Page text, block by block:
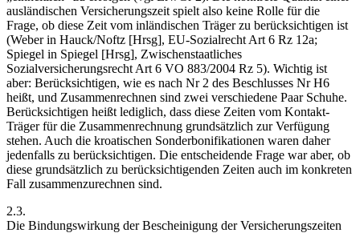
ausländischen Versicherungszeit spielt also keine Rolle für die
Frage, ob diese Zeit vom inländischen Träger zu berücksichtigen ist
(Weberin Hauck/Noftz [Hrsg], EU-Sozialrecht Art 6 Rz 12a;
Spiegel in Spiegel [Hrsg], Zwischenstaatliches
Sozialversicherungsrecht Art 6 VO 883/2004 Rz 5). Wichtig ist
aber: Berücksichtigen, wie es nach Nr 2 des Beschlusses Nr H6
heißt, und Zusammenrechnen sind zwei verschiedene Paar Schuhe.
Berücksichtigen heißt lediglich, dass diese Zeiten vom Kontakt-
Träger für die Zusammenrechnung grundsätzlich zur Verfügung
stehen. Auch die kroatischen Sonderbonifikationen waren daher
jedenfalls zu berücksichtigen. Die entscheidende Frage war aber, ob
diese grundsätzlich zu berücksichtigenden Zeiten auch im konkreten
Fall zusammenzurechnen sind.
2.3.
Die Bindungswirkung der Bescheinigung der Versicherungszeiten